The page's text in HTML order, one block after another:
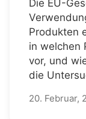
Die EU-
Produkten
in welchen
vor, und
die
20. Februar,